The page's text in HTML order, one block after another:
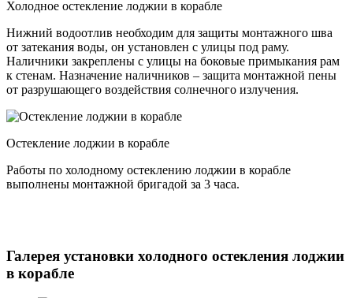
Холодное остекление лоджии в корабле
Нижний водоотлив необходим для защиты монтажного шва
от затекания воды, он установлен с улицы под раму.
Наличники закреплены с улицы на боковые примыкания рам
к стенам. Назначение наличников – защита монтажной пены
от разрушающего воздействия солнечного излучения.
Остекление лоджии в корабле
Работы по холодному остеклению лоджии в корабле
выполнены монтажной бригадой за 3 часа.
Галерея установки холодного остекления лоджии
в корабле